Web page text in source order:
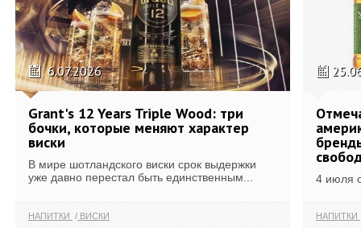
6.07.2026
Grant's 12 Years Triple Wood: три
бочки, которые меняют характер
виски
В мире шотландского виски срок выдержки
уже давно перестал быть единственным...
НАПИТКИ ВИСКИ
4 июля
НАПИТКИ